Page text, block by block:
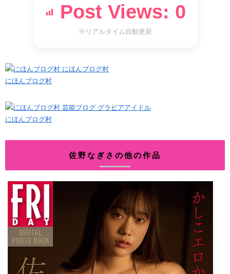
Post Views: 0
※リアルタイム自動更新
にほんブログ村
にほんブログ村
佐野なぎさの他の作品